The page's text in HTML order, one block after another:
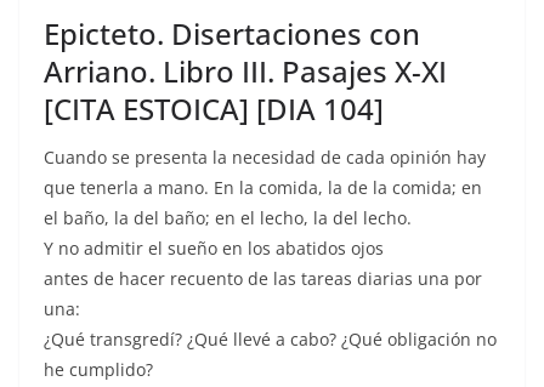
Epicteto. Disertaciones con
Arriano. Libro III. Pasajes X-XI
[CITA ESTOICA] [DIA 104]
Cuando se presenta la necesidad de cada opinión hay
que tenerla a mano. En la comida, la de la comida; en
el baño, la del baño; en el lecho, la del lecho.
Y no admitir el sueño en los abatidos ojos
antes de hacer recuento de las tareas diarias una por
una:
¿Qué transgredí? ¿Qué llevé a cabo? ¿Qué obligación no
he cumplido?